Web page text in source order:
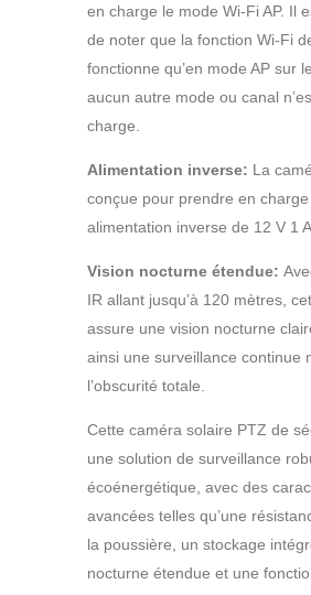
en charge le mode Wi-Fi AP. Il
de noter que la fonction Wi-Fi
fonctionne qu’en mode AP sur
aucun autre mode ou canal
charge.
Alimentation inverse: La
conçue pour prendre en charge
alimentation inverse de 12 V 1 A.
Vision nocturne étendue:
IR allant jusqu’à 120 mètres,
assure une vision nocturne
ainsi une surveillance continue
l’obscurité totale.
Cette caméra solaire PTZ de
une solution de surveillance
écoénergétique, avec des
avancées telles qu’une
la poussière, un stockage
nocturne étendue et une